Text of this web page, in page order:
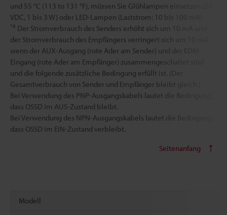
und 55 °C (113 to 131 °F), müssen Sie Glühlampen einsetzen (24
VDC, 1 bis 3 W) oder LED-Lampen (Laststrom: 10 bis 100 mA).
*6 Der Stromverbrauch des Senders erhöht sich um 10 mA und
der Stromverbrauch des Empfängers verringert sich um 10 mA,
wenn der AUX-Ausgang (rote Ader am Sender) und der EDM-
Eingang (rote Ader am Empfänger) zusammengeschaltet sind
und die folgende zusätzliche Bedingung erfüllt ist. (Der
Gesamtverbrauch von Sender und Empfänger bleibt gleich.)
Bei Verwendung des PNP-Ausgangskabels lautet die Bedingung,
dass OSSD im AUS-Zustand bleibt.
Bei Verwendung des NPN-Ausgangskabels lautet die Bedingung,
dass OSSD im EIN-Zustand verbleibt.
Seitenanfang
Modell